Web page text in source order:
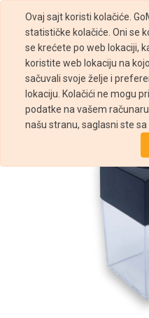
Ovaj sajt koristi kolačiće.
statističke kolačiće. Oni se
se krećete po web lokaciji,
koristite web lokaciju na
sačuvali svoje želje i
lokaciju. Kolačići ne mogu
podatke na vašem
našu stranu, saglasni ste
Prodavnica KUTIJA ZA